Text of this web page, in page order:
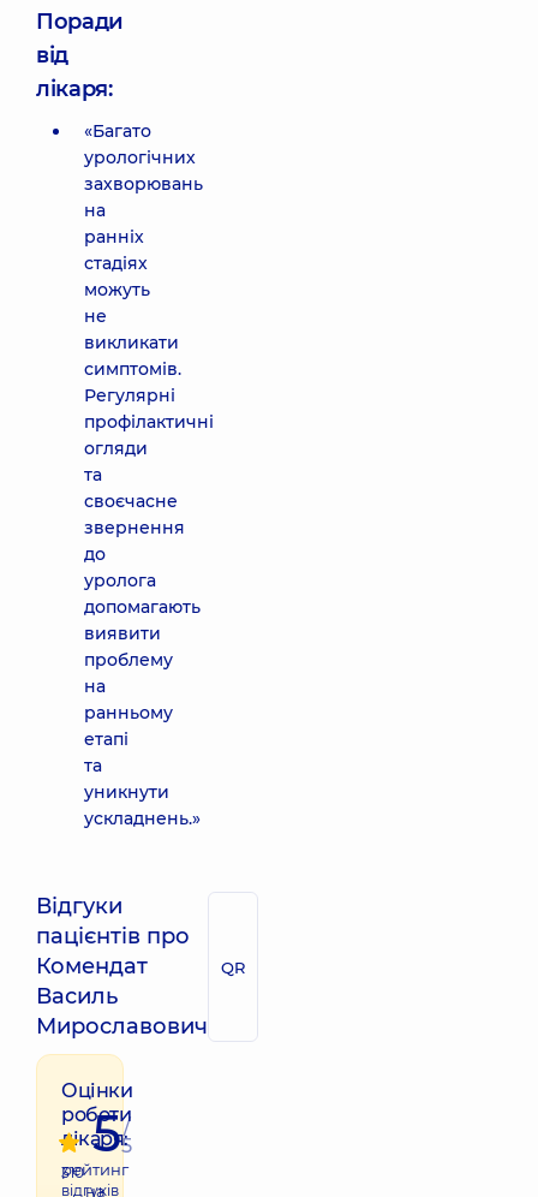
Поради
від
лікаря:
«Багато
урологічних
захворювань
на
ранніх
стадіях
можуть
не
викликати
симптомів.
Регулярні
профілактичні
огляди
та
своєчасне
звернення
до
уролога
допомагають
виявити
проблему
на
ранньому
етапі
та
уникнути
ускладнень.»
Відгуки
пацієнтів про
Комендат
Василь
Мирославович
QR
Оцінки
роботи
лікаря:
310
відгуків
5/
5
рейтинг
на